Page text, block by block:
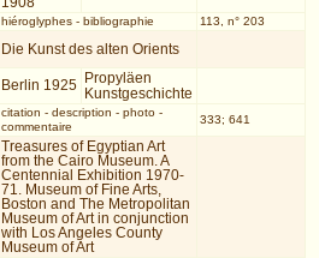
hiéroglyphes- bibliographie 113, n° 203
Die Kunst des alten Orients
Berlin 1925 Propyläen
Kunstgeschichte
citation - description - photo-
commentaire
333; 641
Treasures of Egyptian Art
from the Cairo Museum. A
Centennial Exhibition 1970-
71. Museum of Fine Arts,
Boston and The Metropolitan
Museum of Art in conjunction
with Los Angeles County
Museum of Art